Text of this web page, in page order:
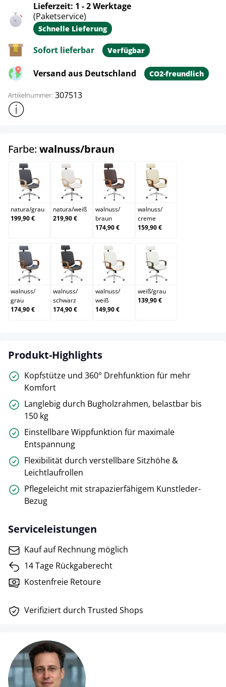
Lieferzeit: 1 - 2 Werktage
(Paketservice)
Schnelle Lieferung
Sofort lieferbar Verfügbar
Versand aus Deutschland CO2-freundlich
Artikelnummer: 307513
Weitere Produktinformationen anzeigen
Farbe: walnuss/braun
natura/grau
natura/grau
199,90 €
natura/weiß
natura/weiß
219,90 €
walnuss/braun
walnuss/
braun
174,90 €
walnuss/creme
walnuss/
creme
159,90 €
walnuss/grau
walnuss/
grau
174,90 €
walnuss/schwarz
walnuss/
schwarz
174,90 €
walnuss/weiß
walnuss/
weiß
149,90 €
weiß/grau
weiß/grau
139,90 €
Produkt-Highlights
Kopfstütze und 360° Drehfunktion für mehr
Komfort
Langlebig durch Bugholzrahmen, belastbar bis
150 kg
Einstellbare Wippfunktion für maximale
Entspannung
Flexibilität durch verstellbare Sitzhöhe &
Leichtlaufrollen
Pflegeleicht mit strapazierfähigem Kunstleder-
Bezug
Serviceleistungen
Kauf auf Rechnung möglich
14 Tage Rückgaberecht
Kostenfreie Retoure
Verifiziert durch Trusted Shops